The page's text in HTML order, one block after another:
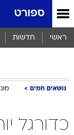
ספורט
ראשי חדשות
נושאים חמים
כדורגל יורו 2012